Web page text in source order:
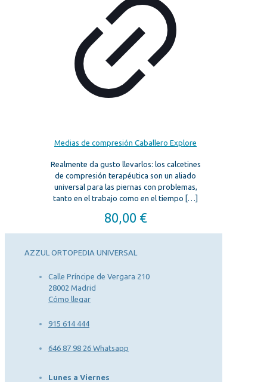
Medias de compresión Caballero Explore
Realmente da gusto llevarlos: los calcetines
de compresión terapéutica son un aliado
universal para las piernas con problemas,
tanto en el trabajo como en el tiempo […]
80,00 €
AZZUL ORTOPEDIA UNIVERSAL
Calle Príncipe de Vergara 210
28002 Madrid
Cómo llegar
915 614 444
646 87 98 26 Whatsapp
Lunes a Viernes